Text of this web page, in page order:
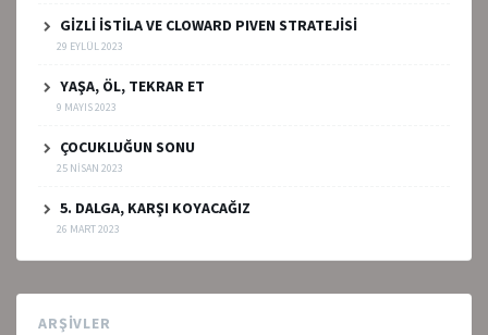
GİZLİ İSTİLA VE CLOWARD PIVEN STRATEJİSİ
29 EYLÜL 2023
YAŞA, ÖL, TEKRAR ET
9 MAYIS 2023
ÇOCUKLUĞUN SONU
25 NISAN 2023
5. DALGA, KARŞI KOYACAĞIZ
26 MART 2023
ARŞIVLER